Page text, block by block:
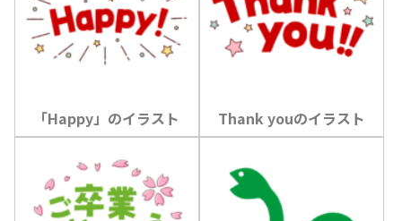
「Happy」のイラスト Thank youのイラスト